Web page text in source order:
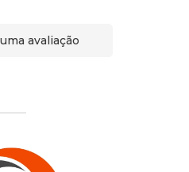
avaliação